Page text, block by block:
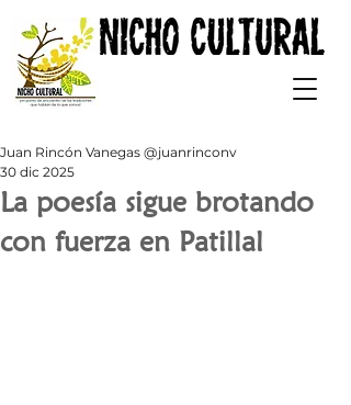
La poesía sigue brotando
con fuerza en Patillal
Juan Rincón Vanegas @juanrinconv
30 dic 2025